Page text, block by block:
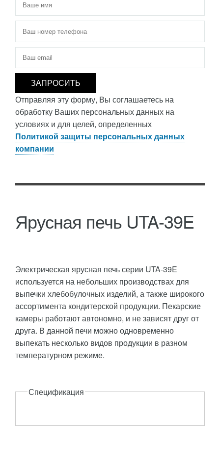
Телефон
Электронная почта
Отправляя эту форму, Вы соглашаетесь на
обработку Ваших персональных данных на
условиях и для целей, определенных
Политикой защиты персональных данных
компании
Ярусная печь UTA-39E
Электрическая ярусная печь серии UTA-39E
используется на небольших производствах для
выпечки хлебобулочных изделий, а также широкого
ассортимента кондитерской продукции. Пекарские
камеры работают автономно, и не зависят друг от
друга. В данной печи можно одновременно
выпекать несколько видов продукции в разном
температурном режиме.
Описание
Спецификация